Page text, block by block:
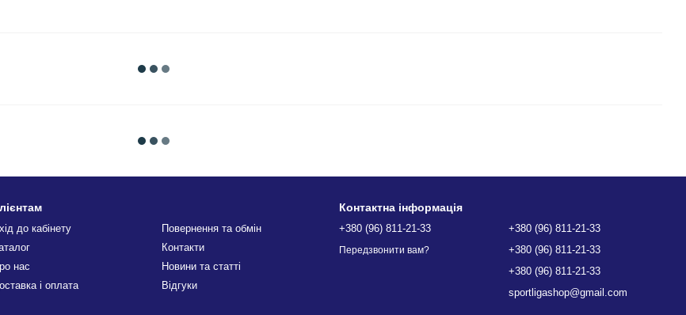
до кабінету
нас
і оплата
Повернення та обмін
Контакти
Новини та статті
Відгуки
Контактна інформація
+380 (96) 811-21-33
Передзвонити вам?
+380 (96) 811-21-33
+380 (96) 811-21-33
+380 (96) 811-21-33
sportligashop@gmail.com